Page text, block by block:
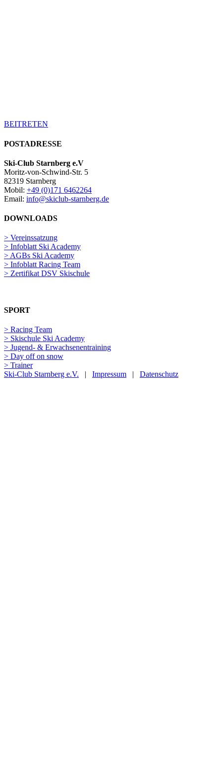
BEITRETEN
POSTADRESSE
Ski-Club Starnberg e.V
Moritz-von-Schwind-Str. 5
82319 Starnberg
Mobil: +49 (0)171 6462264
Email: info@skiclub-starnberg.de
DOWNLOADS
> Vereinssatzung
> Infoblatt Ski Academy
> AGBs Ski Academy
> Infoblatt Racing Team
> Zertifikat DSV Skischule
SPORT
> Racing Team
> Skischule Ski Academy
> Jugend- & Erwachsenentraining
> Day off on snow
> Trainer
Ski-Club Starnberg e.V. | Impressum | Datenschutz